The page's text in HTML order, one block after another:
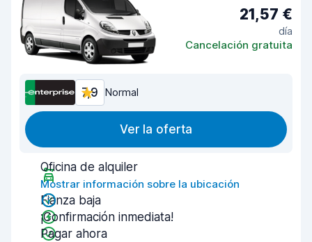
21,57 €
día
Cancelación gratuita
7,9 Normal
Ver la oferta
Oficina de alquiler
Mostrar información sobre la ubicación
Fianza baja
¡Confirmación inmediata!
Pagar ahora